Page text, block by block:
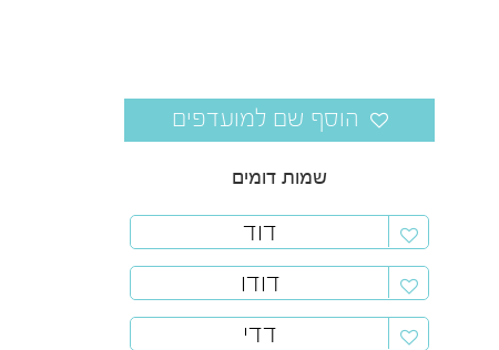
שמות דומים
דוד
דודו
דדי